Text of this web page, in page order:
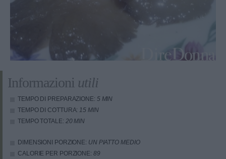
Informazioni utili
TEMPO DI PREPARAZIONE: 5 MIN
TEMPO DI COTTURA: 15 MIN
TEMPO TOTALE: 20 MIN
DIMENSIONI PORZIONE: UN PIATTO MEDIO
CALORIE PER PORZIONE: 89